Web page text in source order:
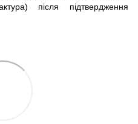
після підтвердження